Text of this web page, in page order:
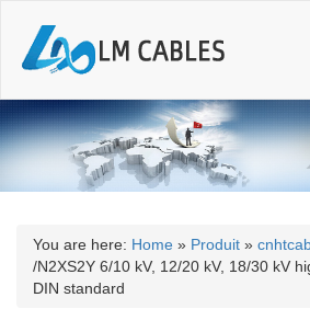
You are here: Home » Produit »
/N2XS2Y 6/10 kV, 12/20 kV, 18/30 kV
DIN standard